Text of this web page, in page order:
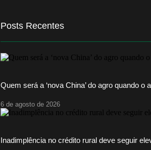
Posts Recentes
Quem será a ‘nova China’ do agro quando o
6 de agosto de 2026
Inadimplência no crédito rural deve seguir